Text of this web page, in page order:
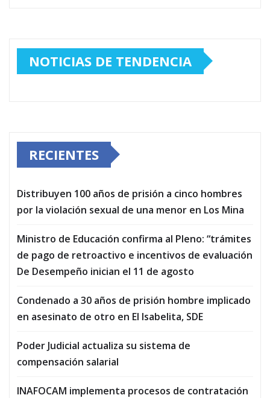
NOTICIAS DE TENDENCIA
RECIENTES
Distribuyen 100 años de prisión a cinco hombres
por la violación sexual de una menor en Los Mina
Ministro de Educación confirma al Pleno: “trámites
de pago de retroactivo e incentivos de evaluación
De Desempeño inician el 11 de agosto
Condenado a 30 años de prisión hombre implicado
en asesinato de otro en El Isabelita, SDE
Poder Judicial actualiza su sistema de
compensación salarial
INAFOCAM implementa procesos de contratación